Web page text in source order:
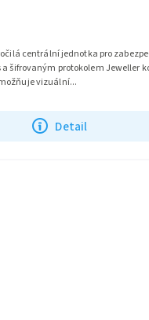
Detail
centrální jednotka pro
a šifrovaným protokolem Jeweller
vizuální...